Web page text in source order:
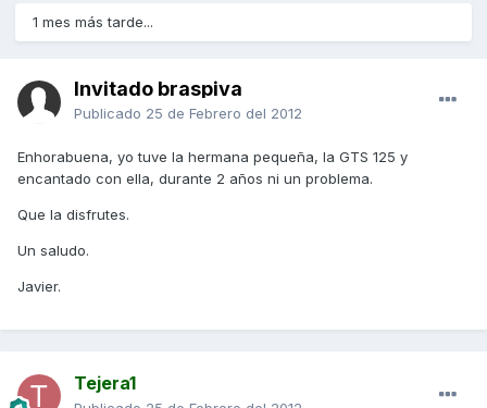
1 mes más tarde...
Invitado braspiva
Publicado 25 de Febrero del 2012
Enhorabuena, yo tuve la hermana pequeña, la GTS 125 y
encantado con ella, durante 2 años ni un problema.
Que la disfrutes.
Un saludo.
Javier.
Tejera1